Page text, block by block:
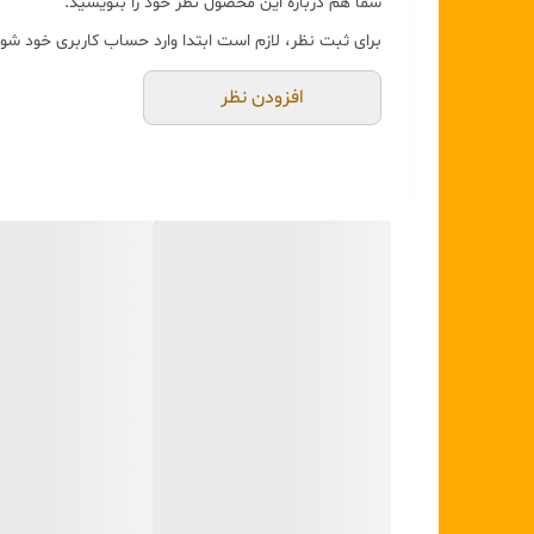
برای ثبت نظر، لازم است ابتدا وارد حساب کاربری خود
افزودن نظر